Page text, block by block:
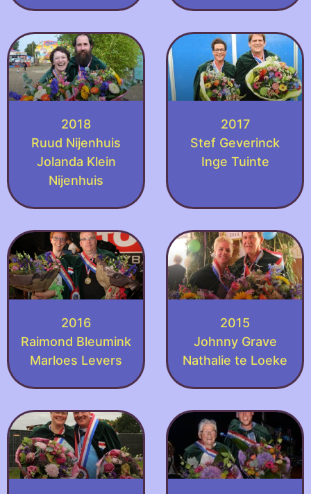
2018
Ruud Nijenhuis
Jolanda Klein
Nijenhuis
2017
Stef Geverinck
Inge Tuinte
2016
Raimond Bleumink
Marloes Levers
2015
Johnny Grave
Nathalie te Loeke